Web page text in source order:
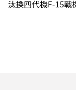
汰換四代機F-15戰